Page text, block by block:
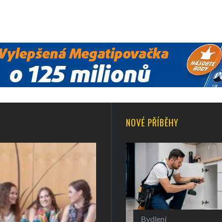
NOVÉ PŘÍBĚHY
Bydlení